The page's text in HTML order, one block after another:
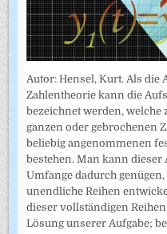
Autor: Hensel, Kurt. Als die
Zahlentheorie kann die
bezeichnet werden,
ganzen oder gebrochenen
beliebig angenommenen
bestehen. Man kann dieser
Umfange dadurch
unendliche Reihen
dieser vollständigen
Lösung unserer Aufgabe;